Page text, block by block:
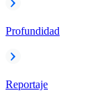
Profundidad
Reportaje